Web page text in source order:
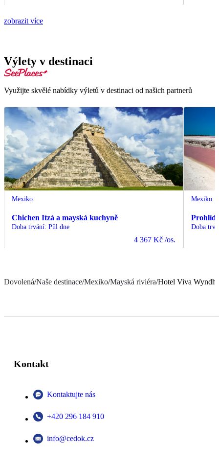
zobrazit více
Výlety v destinaci
Využijte skvělé nabídky výletů v destinaci od našich partnerů
Mexiko
Chichen Itzá a mayská kuchyně
Doba trvání: Půl dne
4 367 Kč /os.
Mexiko
Doba
Dovolená/Naše destinace/Mexiko/Mayská riviéra/Hotel Viva
Kontakt
Kontaktujte nás
+420 296 184 910
info@cedok.cz